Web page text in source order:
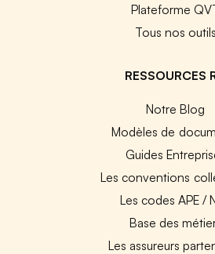
Plateforme
Tous nos outils
RESSOURCES
Notre Blog
Modèles de
Guides
Les conventions
Les codes APE /
Base des
Les assureurs